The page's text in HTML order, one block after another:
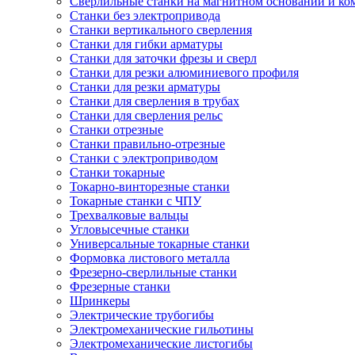
Станки без электропривода
Станки вертикального сверления
Станки для гибки арматуры
Станки для заточки фрезы и сверл
Станки для резки алюминиевого профиля
Станки для резки арматуры
Станки для сверления в трубах
Станки для сверления рельс
Станки отрезные
Станки правильно-отрезные
Станки с электроприводом
Станки токарные
Токарно-винторезные станки
Токарные станки с ЧПУ
Трехвалковые вальцы
Угловысечные станки
Универсальные токарные станки
Формовка листового металла
Фрезерно-сверлильные станки
Фрезерные станки
Шринкеры
Электрические трубогибы
Электромеханические гильотины
Электромеханические листогибы